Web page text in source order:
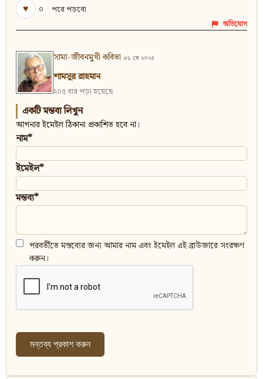
♥
০ পরে পড়বো
অভিযোগ
সাম্য-জীবনমুখী কবিতা ৩১ মে ২০২৪
শামসুর রাহমান
২০৫ বার পড়া হয়েছে
একটি মন্তব্য লিখুন
আপনার ইমেইল ঠিকানা প্রকাশিত হবে না।
নাম*
ইমেইল*
মন্তব্য*
পরবর্তীতে মন্তব্যের জন্য আমার নাম এবং ইমেইল এই ব্রাউজারে সংরক্ষণ
করুন।